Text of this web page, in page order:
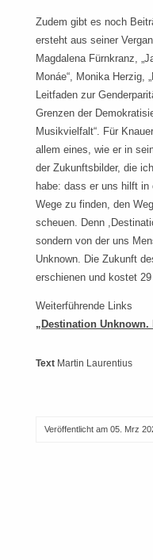
Zudem gibt es noch
ersteht aus seiner
Magdalena Fürnkranz,
Monáe“, Monika Herzig,
Leitfaden zur
Grenzen der
Musikvielfalt“. Für
allem eines, wie er in
der Zukunftsbilder, die
habe: dass er uns hilft in
Wege zu finden, den
scheuen. Denn
sondern von der uns
Unknown. Die Zukunft
erschienen und kostet 29
Weiterführende Links
„Destination Unknown.
Text Martin Laurentius
Veröffentlicht am 05. Mrz